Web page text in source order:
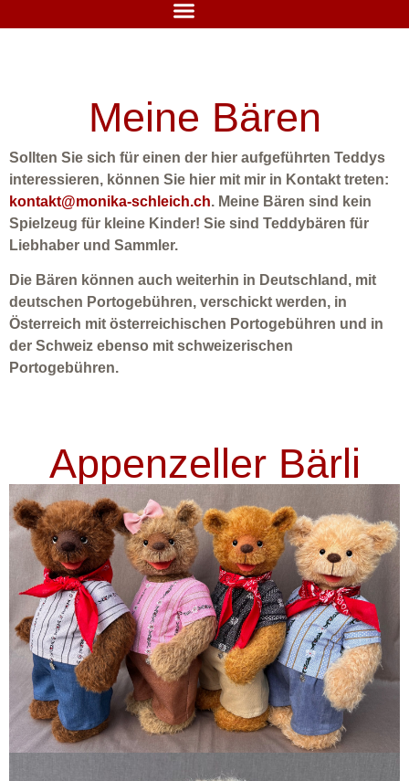
Meine Bären
Sollten Sie sich für einen der hier aufgeführten Teddys
interessieren, können Sie hier mit mir in Kontakt treten:
kontakt@monika-schleich.ch. Meine Bären sind kein
Spielzeug für kleine Kinder! Sie sind Teddybären für
Liebhaber und Sammler.
Die Bären können auch weiterhin in Deutschland, mit
deutschen Portogebühren, verschickt werden, in
Österreich mit österreichischen Portogebühren und in
der Schweiz ebenso mit schweizerischen
Portogebühren.
Appenzeller Bärli